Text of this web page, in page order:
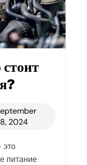
2024
это
питание